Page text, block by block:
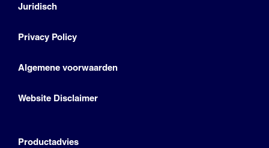
Juridisch
Privacy Policy
Algemene voorwaarden
Website Disclaimer
Productadvies